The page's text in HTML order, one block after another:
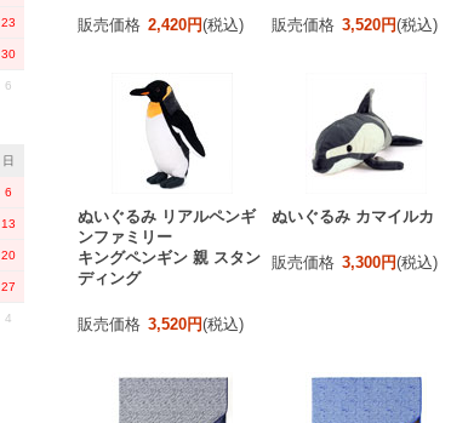
23
30
6
日
6
13
20
27
4
販売価格 2,420円(税込) 販売価格 3,520円(税込)
ぬいぐるみ リアルペンギ
ンファミリー
キングペンギン 親 スタン
ディング
販売価格 3,520円(税込)
ぬいぐるみ カマイルカ
販売価格 3,300円(税込)